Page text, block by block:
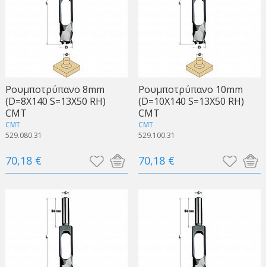
Ρουμποτρύπανο 8mm
(D=8X140 S=13X50 RH)
CMT
CMT
529.080.31
70,18 €
Ρουμποτρύπανο 10mm
(D=10X140 S=13X50 RH)
CMT
CMT
529.100.31
70,18 €